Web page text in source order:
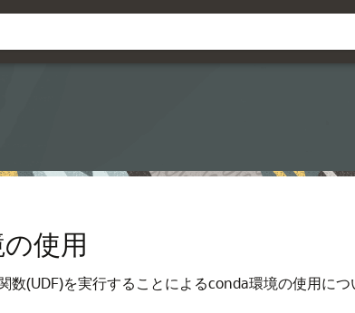
使用
(UDF)を実行することによるconda環境の使用につ